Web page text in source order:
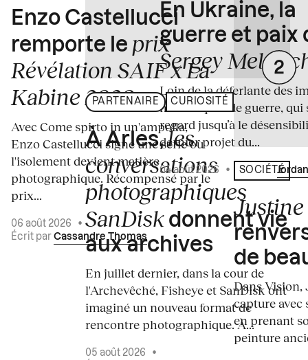
Enzo Castellucci
remporte le prix
Révélation SAIF x La
Kabine 2026
Avec Come spirto in un'ampolla,
Enzo Castellucci signe une série où
l'isolement devient matière
photographique. Récompensé par le
prix...
06 août 2026
•
Écrit par Cassandre Thomas
PARTENAIRE CURIOSITÉ
À Arles,les
conversations
photographiques
SanDisk donnent vie
aux archives
En juillet dernier, dans la cour de
l'Archevêché, Fisheye et SanDisk ont
imaginé un nouveau format de
rencontre photographique. À...
05 août 2026
•
En Ukraine, la
guerre et paix
Sergey
Loin de la déferlante des
médiatiques de guerre, qui
regard jusqu’à le
dernier projet du...
04 août 2026 • Écrit par
SOCIÉTÉ
de
Dans
capture avec
en prenant
peinture